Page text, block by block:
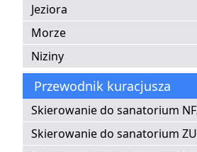
Jeziora
Morze
Niziny
Przewodnik kuracjusza
Skierowanie do sanatorium
Skierowanie do sanatorium